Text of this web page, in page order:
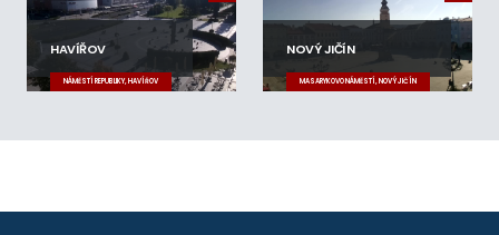
HAVÍŘOV
NÁMĚSTÍ REPUBLIKY, HAVÍŘOV
NOVÝ JIČÍN
MASARYKOVO NÁMĚSTÍ, NOVÝ JIČÍN